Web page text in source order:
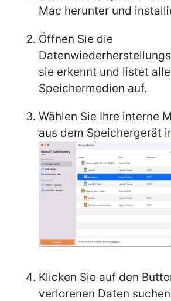
Mac herunter und
Öffnen Sie die
sie erkennt und listet alle
Speichermedien auf.
Wählen Sie Ihre interne
aus dem Speichergerät
Klicken Sie auf den
verlorenen Daten